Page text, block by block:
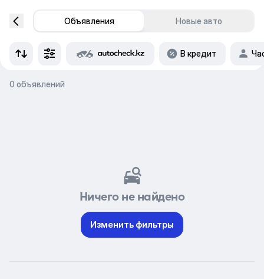
Объявления Новые авто
В кредит
0 объявлений
Ничего не найдено
Изменить фильтры